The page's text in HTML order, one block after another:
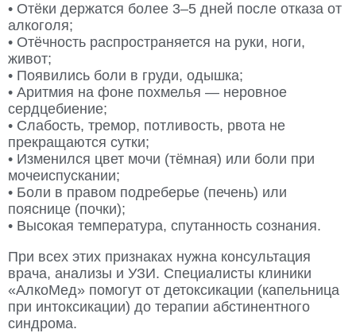
• Отёки держатся более 3–5 дней после отказа от
алкоголя;
• Отёчность распространяется на руки, ноги,
живот;
• Появились боли в груди, одышка;
• Аритмия на фоне похмелья — неровное
сердцебиение;
• Слабость, тремор, потливость, рвота не
прекращаются сутки;
• Изменился цвет мочи (тёмная) или боли при
мочеиспускании;
• Боли в правом подреберье (печень) или
пояснице (почки);
• Высокая температура, спутанность сознания.
При всех этих признаках нужна консультация
врача, анализы и УЗИ. Специалисты клиники
«АлкоМед» помогут от детоксикации (капельница
при интоксикации) до терапии абстинентного
синдрома.